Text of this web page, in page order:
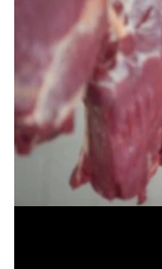
No